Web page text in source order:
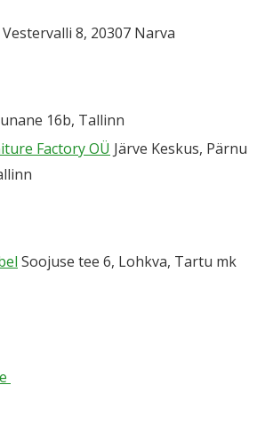
8, 20307 Narva
16b, Tallinn
Factory OÜ Järve Keskus, Pärnu
Soojuse tee 6, Lohkva, Tartu mk